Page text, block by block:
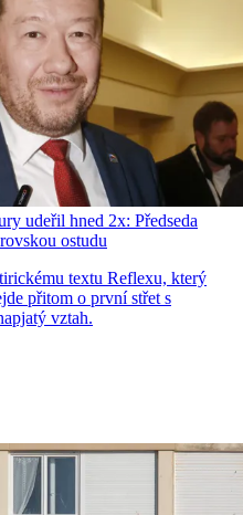
udeřil hned 2x: Předseda
ostudu
textu Reflexu, který
přitom o první střet s
vztah.